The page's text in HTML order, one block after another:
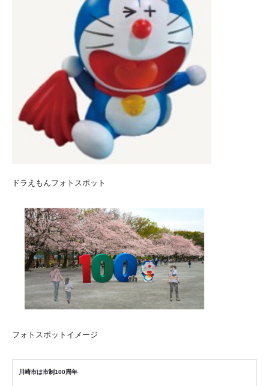
ドラえもんフォトスポット
フォトスポットイメージ
川崎市は市制100周年